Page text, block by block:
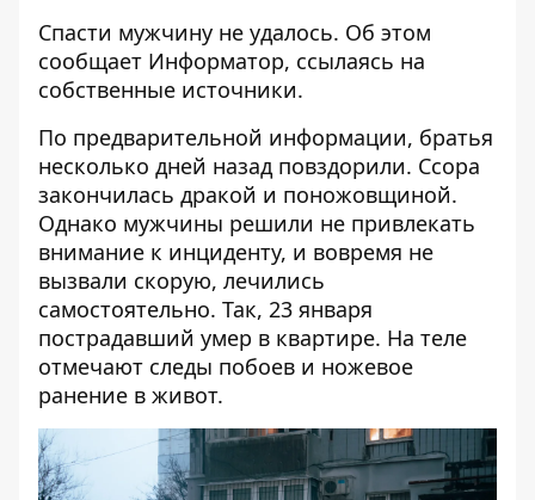
Спасти мужчину не удалось. Об этом
сообщает Информатор, ссылаясь на
собственные источники.
По предварительной информации, братья
несколько дней назад повздорили. Ссора
закончилась дракой и поножовщиной.
Однако мужчины решили не привлекать
внимание к инциденту, и вовремя не
вызвали скорую, лечились
самостоятельно. Так, 23 января
пострадавший умер в квартире. На теле
отмечают следы побоев и ножевое
ранение в живот.